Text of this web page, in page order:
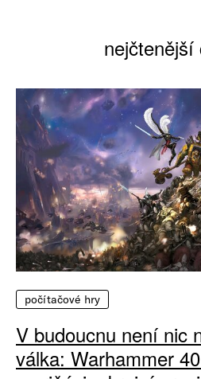
nejčtenější
počítačové hry
V budoucnu není nic
válka: Warhammer